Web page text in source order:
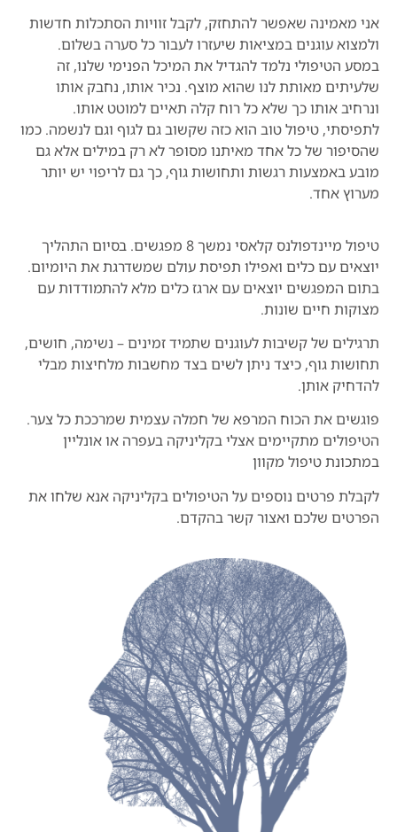
אני מאמינה שאפשר להתחזק, לקבל זוויות הסתכלות חדשות
ולמצוא עוגנים במציאות שיעזרו לעבור כל סערה בשלום.
במסע הטיפולי נלמד להגדיל את המיכל הפנימי שלנו, זה
שלעיתים מאותת לנו שהוא מוצף. נכיר אותו, נחבק אותו
ונרחיב אותו כך שלא כל רוח קלה תאיים למוטט אותו.
לתפיסתי, טיפול טוב הוא כזה שקשוב גם לגוף וגם לנשמה. כמו
שהסיפור של כל אחד מאיתנו מסופר לא רק במילים אלא גם
מובע באמצעות רגשות ותחושות גוף, כך גם לריפוי יש יותר
מערוץ אחד.
טיפול מיינדפולנס קלאסי נמשך 8 מפגשים. בסיום התהליך
יוצאים עם כלים ואפילו תפיסת עולם שמשדרגת את היומיום.
בתום המפגשים יוצאים עם ארגז כלים מלא להתמודדות עם
מצוקות חיים שונות.
תרגילים של קשיבות לעוגנים שתמיד זמינים – נשימה, חושים,
תחושות גוף, כיצד ניתן לשים בצד מחשבות מלחיצות מבלי
להדחיק אותן.
פוגשים את הכוח המרפא של חמלה עצמית שמרככת כל צער.
הטיפולים מתקיימים אצלי בקליניקה בעפרה או אונליין
במתכונת טיפול מקוון
לקבלת פרטים נוספים על הטיפולים בקליניקה אנא שלחו את
הפרטים שלכם ואצור קשר בהקדם.